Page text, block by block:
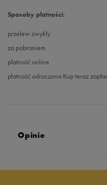
Sposoby płatności:
przelew zwykły
za pobraniem
płatność online
płatność odroczona Kup teraz
Opinie